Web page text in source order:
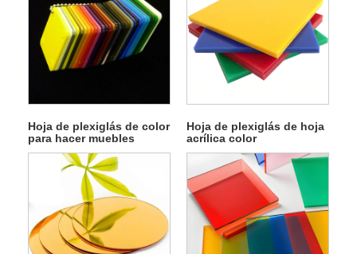
Hoja de plexiglás de color
para hacer muebles
Hoja de plexiglás de hoja
acrílica color